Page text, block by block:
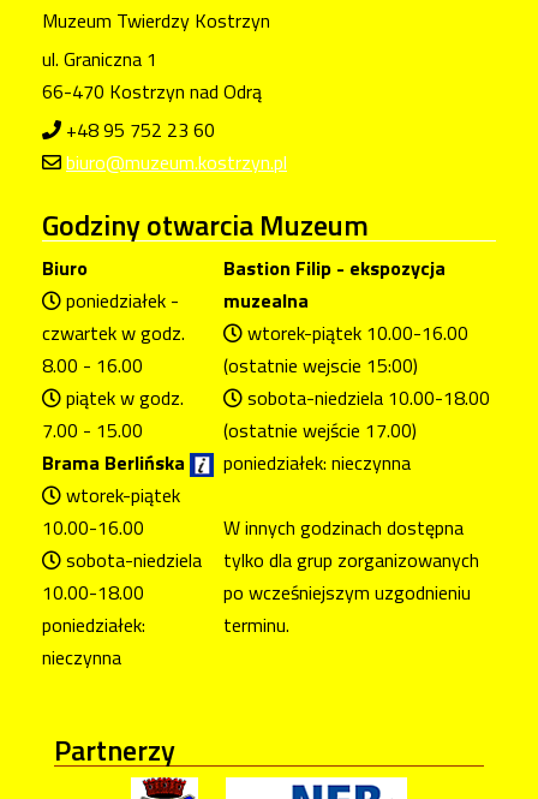
Muzeum Twierdzy Kostrzyn
ul. Graniczna 1
66-470 Kostrzyn nad Odrą
+48 95 752 23 60
biuro@muzeum.kostrzyn.pl
Godzinyotwarcia Muzeum
Biuro
poniedziałek -
czwartek w godz.
8.00 - 16.00
piątek w godz.
7.00 - 15.00
Brama Berlińska
wtorek-piątek
10.00-16.00
sobota-niedziela
10.00-18.00
poniedziałek:
nieczynna
Bastion Filip - ekspozycja
muzealna
wtorek-piątek 10.00-16.00
(ostatnie wejscie 15:00)
sobota-niedziela 10.00-18.00
(ostatnie wejście 17.00)
poniedziałek: nieczynna
W innych godzinach dostępna
tylko dla grup zorganizowanych
po wcześniejszym uzgodnieniu
terminu.
Partnerzy